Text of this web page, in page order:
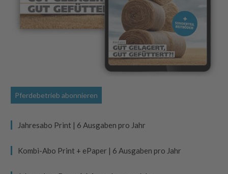
Pferdebetrieb abonnieren
Jahresabo Print | 6 Ausgaben pro Jahr
Kombi-Abo Print + ePaper | 6 Ausgaben pro Jahr